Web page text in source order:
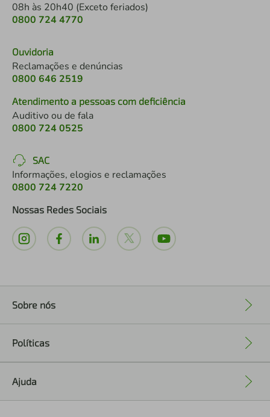
08h às 20h40 (Exceto feriados)
0800 724 4770
Ouvidoria
Reclamações e denúncias
0800 646 2519
Atendimento a pessoas com deficiência
Auditivo ou de fala
0800 724 0525
SAC
Informações, elogios e reclamações
0800 724 7220
Nossas Redes Sociais
Sobre nós
Políticas
Ajuda